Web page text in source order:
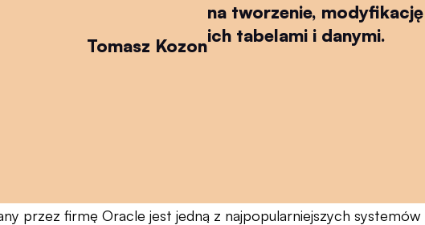
Tomasz Kozon
na tworzenie,
ich tabelami i danymi.
przez firmę Oracle jest jedną z najpopularniejszych systemów